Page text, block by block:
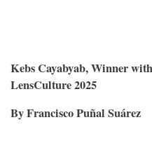
Kebs Cayabyab, Winner
LensCulture 2025
By Francisco Puñal Suárez